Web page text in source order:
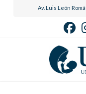
Av. Luis León